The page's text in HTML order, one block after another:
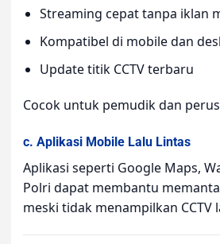
Streaming cepat tanpa iklan
Kompatibel di mobile dan
Update titik CCTV terbaru
Cocok untuk pemudik dan
c. Aplikasi Mobile Lalu Lintas
Aplikasi seperti Google Maps,
Polri dapat membantu
meski tidak menampilkan CCTV